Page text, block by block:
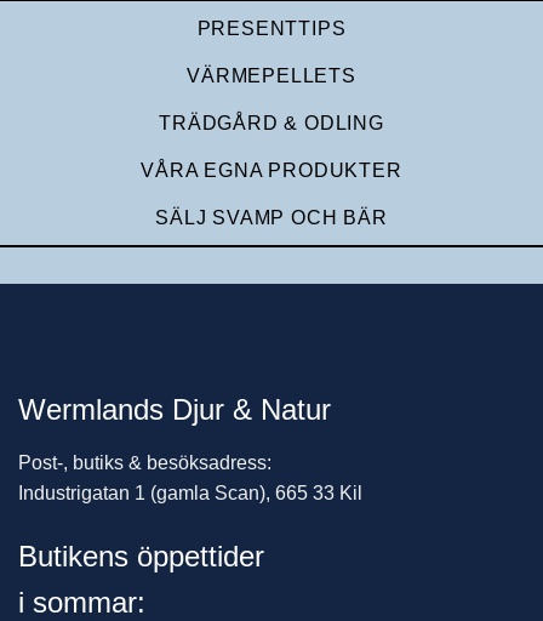
PRESENTTIPS
VÄRMEPELLETS
TRÄDGÅRD & ODLING
VÅRA EGNA PRODUKTER
SÄLJ SVAMP OCH BÄR
Wermlands Djur & Natur
Post-, butiks & besöksadress:
Industrigatan 1 (gamla Scan), 665 33 Kil
Butikens öppettider
i sommar: